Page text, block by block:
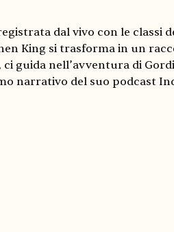
dal vivo con le classi
King si trasforma in un
guida nell’avventura di
narrativo del suo podcast